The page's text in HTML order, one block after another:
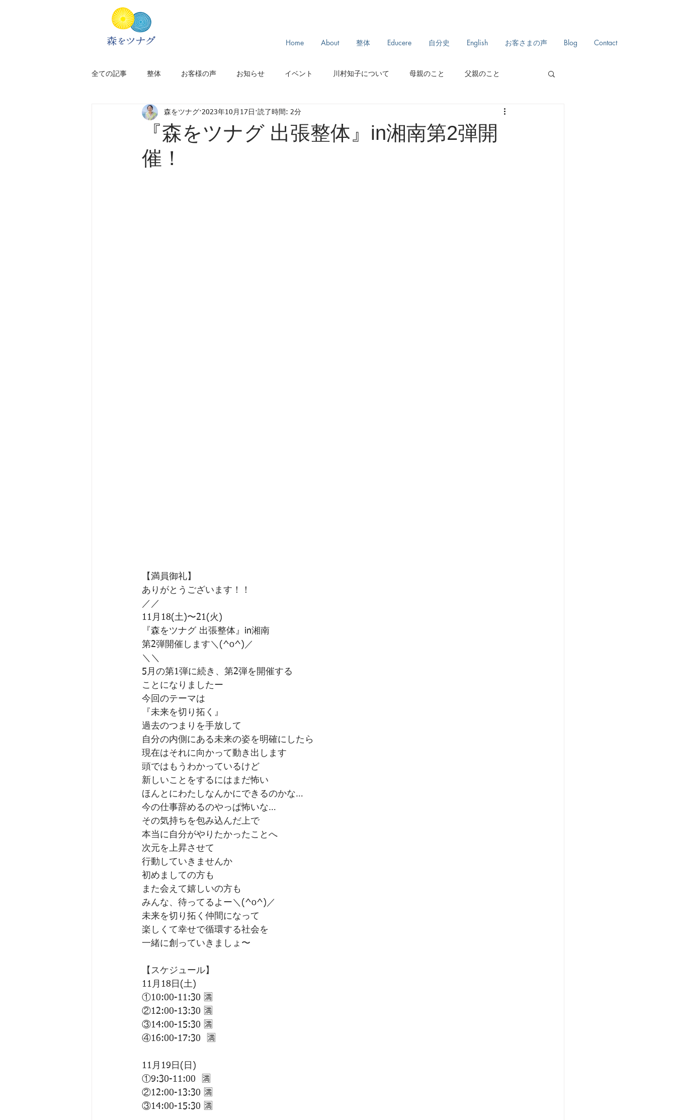
Home About 整体 Educere 自分史 English お客さまの声 Blog Contact
全ての記事 整体 お客様の声 お知らせ イベント 川村知子について 母親のこと 父親のこと
新居のこと アフリカ旅 スリランカ旅 モンゴル旅 日々のこと
福岡
『森をツナグ 出張整体』in湘南第2弾開
催！
森をツナグ 2023年10月17日 読了時間: 2分
【満員御礼】
ありがとうございます！！
／／
11月18(土)〜21(火)
『森をツナグ 出張整体』in湘南
第2弾開催します＼(^o^)／
＼＼
5月の第1弾に続き、第2弾を開催する
ことになりましたー
今回のテーマは
『未来を切り拓く』
過去のつまりを手放して
自分の内側にある未来の姿を明確にしたら
現在はそれに向かって動き出します
頭ではもうわかっているけど
新しいことをするにはまだ怖い
ほんとにわたしなんかにできるのかな…
今の仕事辞めるのやっぱ怖いな…
その気持ちを包み込んだ上で
本当に自分がやりたかったことへ
次元を上昇させて
行動していきませんか
初めましての方も
また会えて嬉しいの方も
みんな、待ってるよー＼(^o^)／
未来を切り拓く仲間になって
楽しくて幸せで循環する社会を
一緒に創っていきましょ〜
【スケジュール】
11月18日(土)
①10:00-11:30 🈵
②12:00-13:30 🈵
③14:00-15:30 🈵
④16:00-17:30  🈵
11月19日(日)
①9:30-11:00  🈵
②12:00-13:30 🈵
③14:00-15:30 🈵